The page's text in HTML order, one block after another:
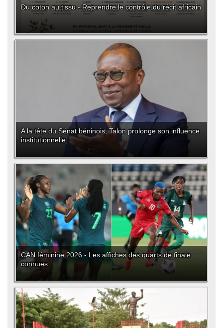
Du coton au tissu - Reprendre le contrôle du récit africain
A la tête du Sénat béninois, Talon prolonge son influence
institutionnelle
CAN féminine 2026 - Les affiches des quarts de finale
connues